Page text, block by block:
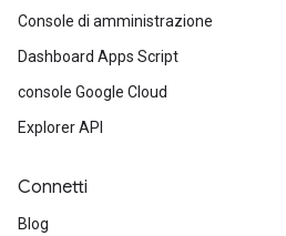
Console di amministrazione
Dashboard Apps Script
console Google Cloud
Explorer API
Connetti
Blog